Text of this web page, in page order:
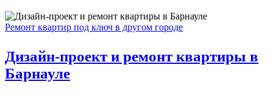
Ремонт квартир под ключ в другом городе
Дизайн-проект и ремонт квартиры в
Барнауле